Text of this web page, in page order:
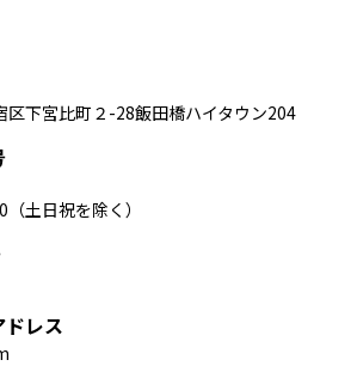
区下宮比町２-28飯田橋ハイタウン204
土日祝を除く）
レス